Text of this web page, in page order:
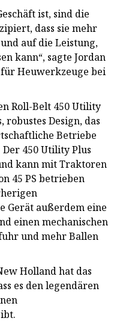
ist, sind die
dass sie mehr
auf die Leistung,
kann“, sagte Jordan
Heuwerkzeuge bei
Roll-Belt 450 Utility
Design, das
Betriebe
450 Utility Plus
kann mit Traktoren
45 PS betrieben
Gerät außerdem eine
einen mechanischen
und mehr Ballen
Holland hat das
es den legendären